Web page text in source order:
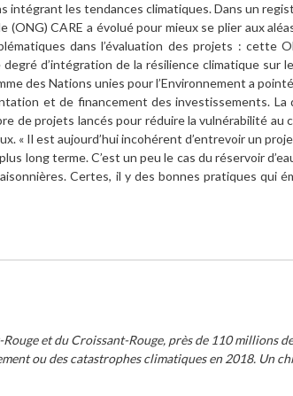
intégrant les tendances climatiques. Dans un
(ONG) CARE a évolué pour mieux se plier aux
dans l’évaluation des projets : cette
d’intégration de la résilience climatique sur
des Nations unies pour l’Environnement a
et de financement des investissements. La
de projets lancés pour réduire la vulnérabilité au
« Il est aujourd’hui incohérent d’entrevoir un
long terme. C’est un peu le cas du réservoir
Certes, il y des bonnes pratiques qui
et du Croissant-Rouge, près de 110 millions
ou des catastrophes climatiques en 2018. Un